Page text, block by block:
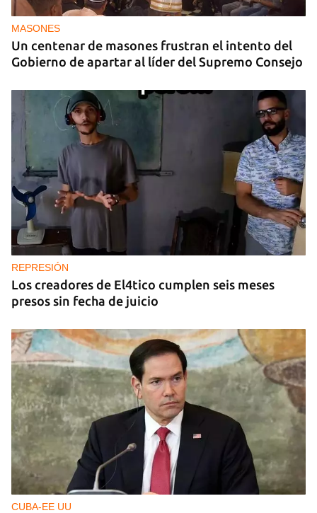
MASONES
Un centenar de masones frustran el intento del
Gobierno de apartar al líder del Supremo Consejo
REPRESIÓN
Los creadores de El4tico cumplen seis meses
presos sin fecha de juicio
CUBA-EE UU